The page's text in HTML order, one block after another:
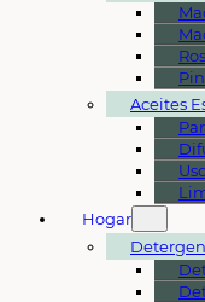
Aceites
Hogar